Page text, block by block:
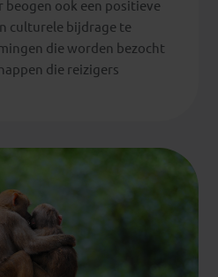
ook een positieve
culturele bijdrage te
die worden bezocht
die reizigers